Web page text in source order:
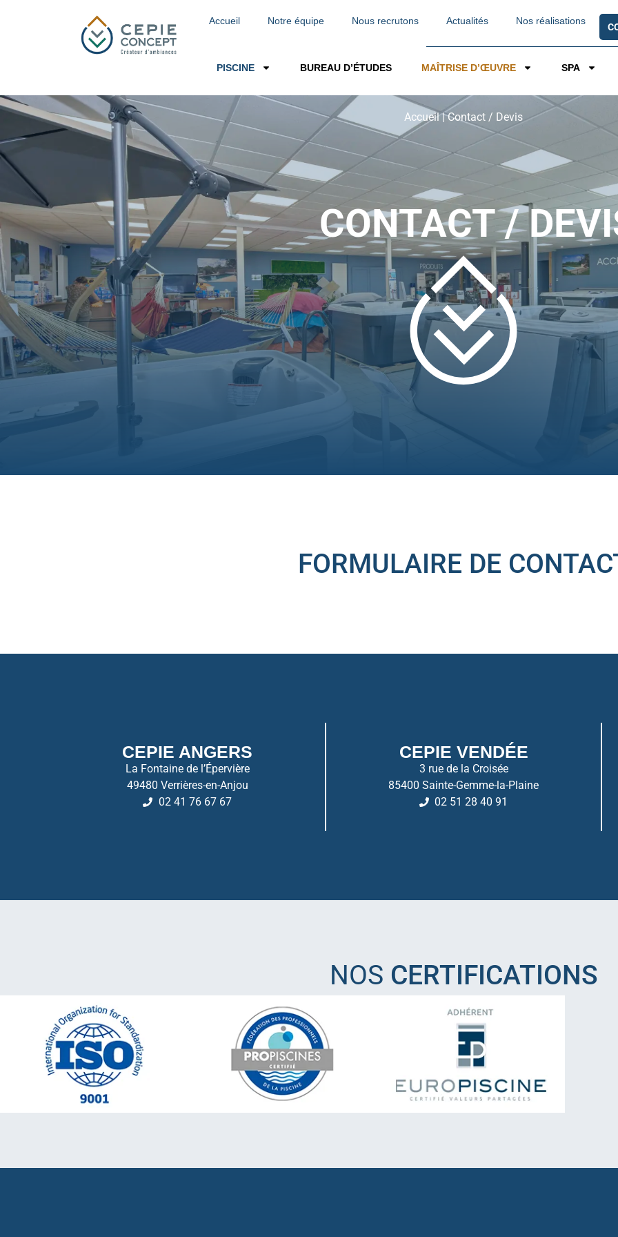
Accueil Notre équipe Nous recrutons Actualités Nos réalisations
PISCINE BUREAU D’ÉTUDES MAÎTRISE D’ŒUVRE SPA
Accueil|Contact / Devis
CONTACT /
FORMULAIRE DE
CEPIE ANGERS
La Fontaine de l’Épervière
49480 Verrières-en-Anjou
02 41 76 67 67
CEPIE VENDÉE
3 rue de la Croisée
85400 Sainte-Gemme-la-Plaine
02 51 28 40 91
NOS CERTIFICATIONS